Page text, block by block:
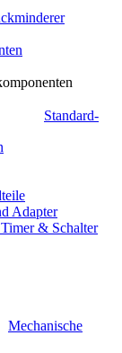
Standard-
Adapter
& Schalter
Mechanische